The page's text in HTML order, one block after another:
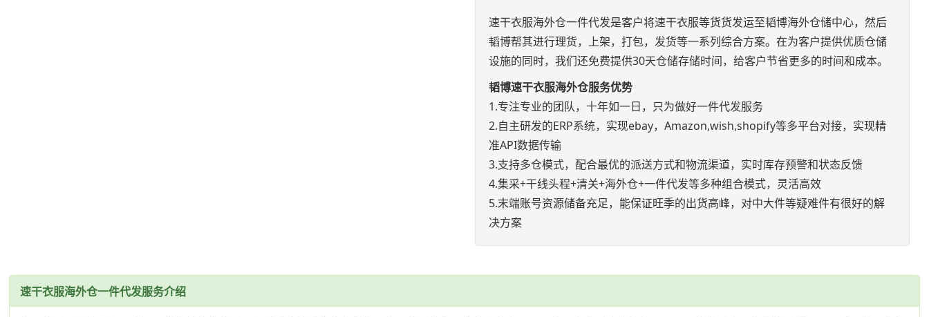
速干衣服海外仓一件代发是客户将速干衣服等货货发运至韬博海外仓储中心，然后
韬博帮其进行理货，上架，打包，发货等一系列综合方案。在为客户提供优质仓储
设施的同时，我们还免费提供30天仓储存储时间，给客户节省更多的时间和成本。
韬博速干衣服海外仓服务优势
1.专注专业的团队，十年如一日，只为做好一件代发服务
2.自主研发的ERP系统，实现ebay，Amazon,wish,shopify等多平台对接，实现精
准API数据传输
3.支持多仓模式，配合最优的派送方式和物流渠道，实时库存预警和状态反馈
4.集采+干线头程+清关+海外仓+一件代发等多种组合模式，灵活高效
5.末端账号资源储备充足，能保证旺季的出货高峰，对中大件等疑难件有很好的解
决方案
速干衣服海外仓一件代发服务介绍